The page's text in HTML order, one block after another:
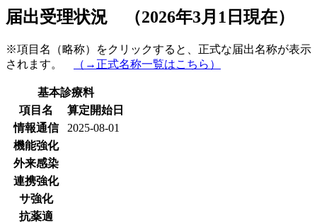
届出受理状況 （2026年3月1日現在）
※項目名（略称）をクリックすると、正式な届出名称が表示
されます。
（→正式名称一覧はこちら）
基本診療料
項目名
算定開始日
情報通信
2025-08-01
機能強化
外来感染
連携強化
サ強化
抗薬適